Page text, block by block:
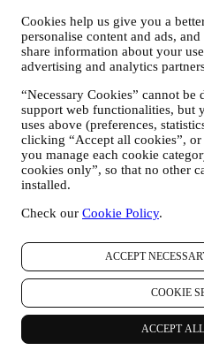
Cookies help us give you a
personalise content and ads,
share information about your
advertising and analytics
“Necessary Cookies” cannot be
support web functionalities, but
uses above (preferences,
clicking “Accept all cookies”,
you manage each cookie
cookies only”, so that no other
installed.
Check our Cookie Policy.
ACCEPT
COOKIE
ACCEPT
para proporcionarle una
de Le Creuset. Lo haremos
por ejemplo, en relación con
interacción con nosotros en
usted. Lo hacemos
tecnologías similares
los correos electrónicos),
datos y preferencias
nuestras comunicaciones de
Utilizaremos esta
específicos, adaptar los
nuestras comunicaciones
comunicaciones/mensajes
pueden gustar. No será
cookies está sujeto a su
información se utilice para
comunicaciones basados
la información sobre sus